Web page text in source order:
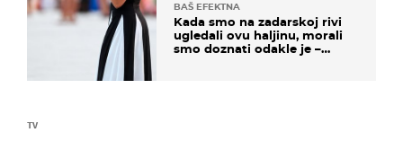
TV
BAŠ EFEKTNA
Kada smo na zadarskoj rivi
ugledali ovu haljinu, morali
smo doznati odakle je –